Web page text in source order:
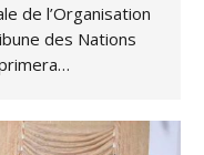
de l’Organisation
des Nations